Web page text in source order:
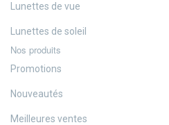
Lunettes de vue
Lunettes de soleil
Nos produits
Promotions
Nouveautés
Meilleures ventes